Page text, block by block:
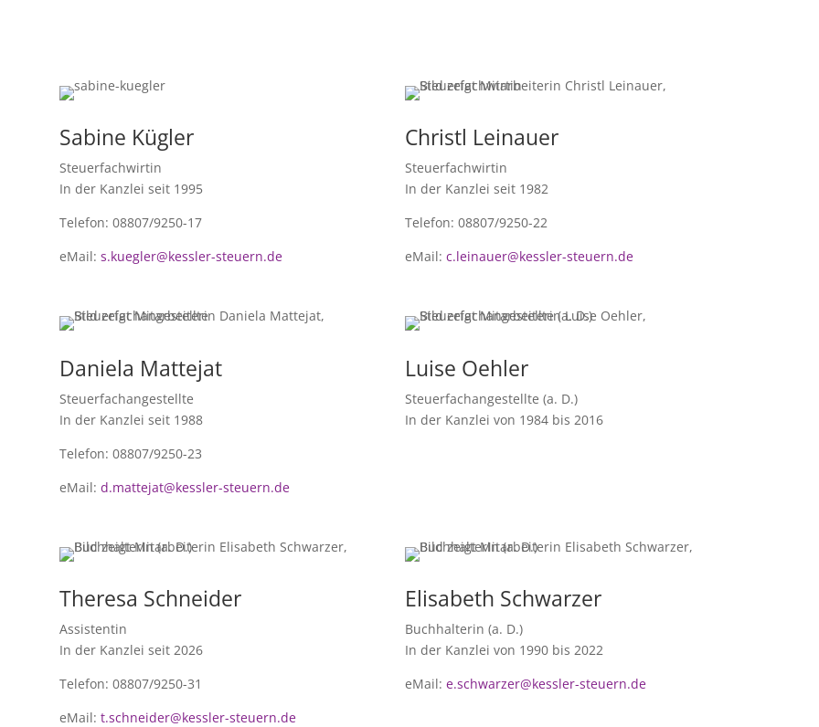
Sabine Kügler
Steuerfachwirtin
In der Kanzlei seit 1995
Telefon: 08807/9250-17
eMail: s.kuegler@kessler-steuern.de
Christl Leinauer
Steuerfachwirtin
In der Kanzlei seit 1982
Telefon: 08807/9250-22
eMail: c.leinauer@kessler-steuern.de
Daniela Mattejat
Steuerfachangestellte
In der Kanzlei seit 1988
Telefon: 08807/9250-23
eMail: d.mattejat@kessler-steuern.de
Luise Oehler
Steuerfachangestellte (a. D.)
In der Kanzlei von 1984 bis 2016
Theresa Schneider
Assistentin
In der Kanzlei seit 2026
Telefon: 08807/9250-31
eMail: t.schneider@kessler-steuern.de
Elisabeth Schwarzer
Buchhalterin (a. D.)
In der Kanzlei von 1990 bis 2022
eMail: e.schwarzer@kessler-steuern.de